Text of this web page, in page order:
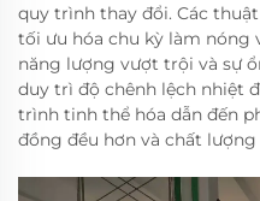
quy trình thay đổi. Các
tối ưu hóa chu kỳ làm nóng
năng lượng vượt trội và sự
duy trì độ chênh lệch nhiệt
trình tinh thể hóa dẫn đến
đồng đều hơn và chất lượng